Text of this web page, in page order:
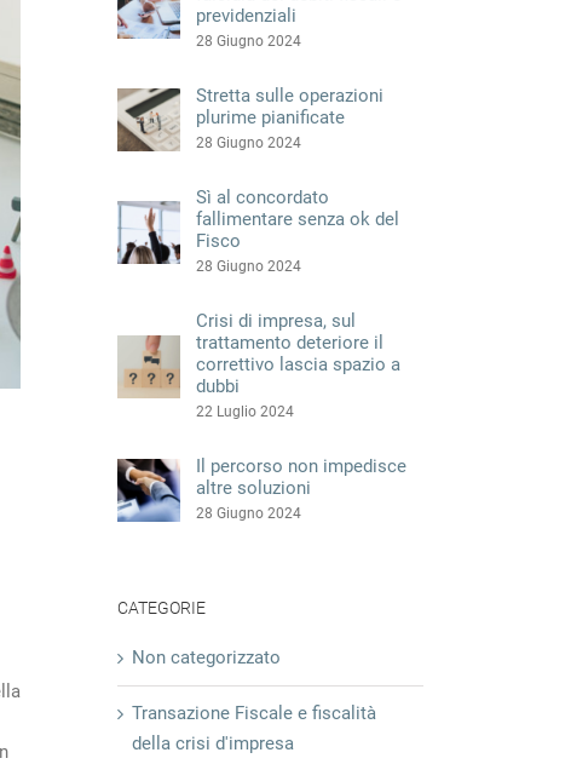
previdenziali
28 Giugno 2024
Stretta sulle operazioni
plurime pianificate
28 Giugno 2024
Sì al concordato
fallimentare senza ok del
Fisco
28 Giugno 2024
Crisi di impresa, sul
trattamento deteriore il
correttivo lascia spazio a
dubbi
22 Luglio 2024
Il percorso non impedisce
altre soluzioni
28 Giugno 2024
CATEGORIE
Non categorizzato
Transazione Fiscale e fiscalità
della crisi d'impresa